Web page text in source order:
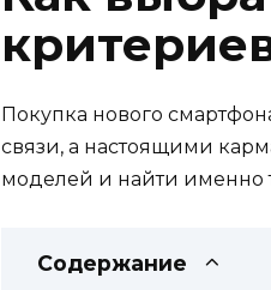
Покупка нового
связи, а настоящими
моделей и найти именно
Содержание